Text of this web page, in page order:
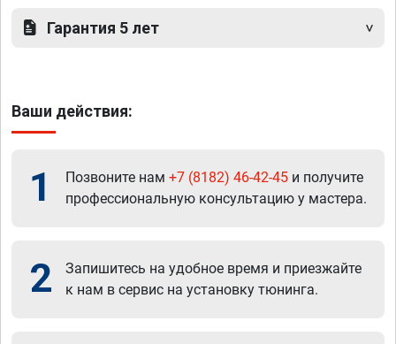
Гарантия 5 лет
Ваши действия:
1 Позвоните нам +7 (8182) 46-42-45 и получите
профессиональную консультацию у мастера.
2
Запишитесь на удобное время и приезжайте
к нам в сервис на установку тюнинга.